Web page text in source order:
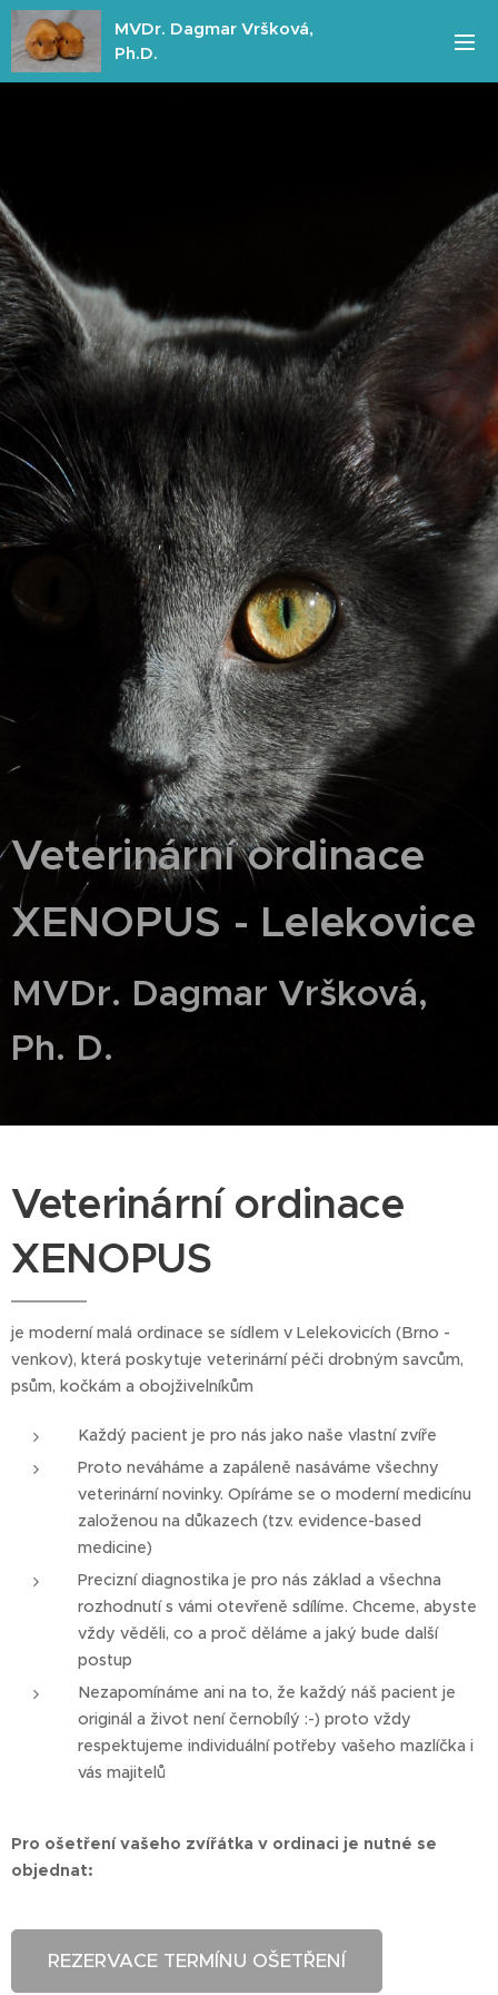
MVDr. Dagmar Vršková,
Ph.D.
Veterinární ordinace
XENOPUS - Lelekovice
MVDr. Dagmar Vršková,
Ph. D.
Veterinární ordinace
XENOPUS
je moderní malá ordinace se sídlem v Lelekovicích (Brno -
venkov), která poskytuje veterinární péči drobným savcům,
psům, kočkám a obojživelníkům
Každý pacient je pro nás jako naše vlastní zvíře
Proto neváháme a zapáleně nasáváme všechny
veterinární novinky. Opíráme se o moderní medicínu
založenou na důkazech (tzv. evidence-based
medicine)
Precizní diagnostika je pro nás základ a všechna
rozhodnutí s vámi otevřeně sdílíme. Chceme, abyste
vždy věděli, co a proč děláme a jaký bude další
postup
Nezapomínáme ani na to, že každý náš pacient je
originál a život není černobílý :-) proto vždy
respektujeme individuální potřeby vašeho mazlíčka i
vás majitelů
Pro ošetření vašeho zvířátka v ordinaci je nutné se
objednat:
REZERVACE TERMÍNU OŠETŘENÍ